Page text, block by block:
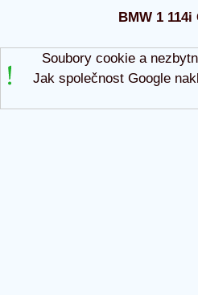
BMW 1
Soubory cookie a
Jak společnost Google